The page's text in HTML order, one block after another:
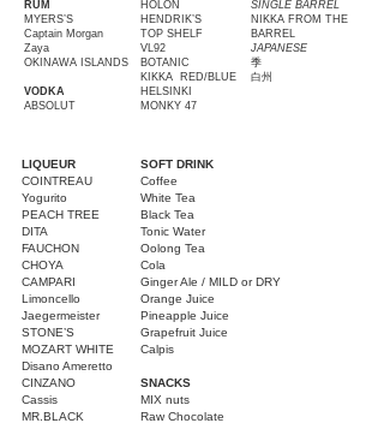
RUM
MYERS’S
Captain Morgan
Zaya
OKINAWA ISLANDS
VODKA
ABSOLUT
HOLON
HENDRIK’S
TOP SHELF
VL92
BOTANIC
KIKKA RED/BLUE
HELSINKI
MONKY 47
SINGLE BARREL
NIKKA FROM THE
BARREL
JAPANESE
季
白州
LIQUEUR
COINTREAU
Yogurito
PEACH TREE
DITA
FAUCHON
CHOYA
CAMPARI
Limoncello
Jaegermeister
STONE’S
MOZART WHITE
Disano Ameretto
CINZANO
Cassis
MR.BLACK
SOFT DRINK
Coffee
White Tea
Black Tea
Tonic Water
Oolong Tea
Cola
Ginger Ale / MILD or DRY
Orange Juice
Pineapple Juice
Grapefruit Juice
Calpis
SNACKS
MIX nuts
Raw Chocolate